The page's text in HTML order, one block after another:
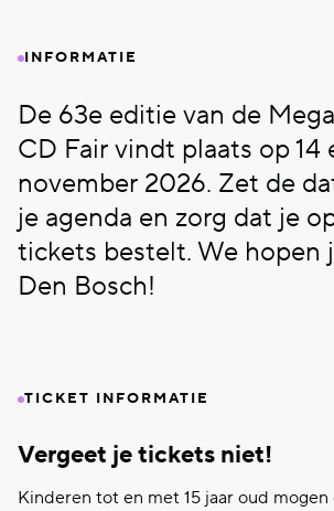
INFORMATIE
De 63e editie van de
CD Fair vindt plaats op 14
november 2026. Zet de
je agenda en zorg dat je
tickets bestelt. We hopen
Den Bosch!
TICKET INFORMATIE
Vergeet je tickets niet!
Kinderen tot en met 15 jaar oud